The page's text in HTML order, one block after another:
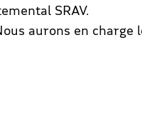
SRAV.
aurons en charge